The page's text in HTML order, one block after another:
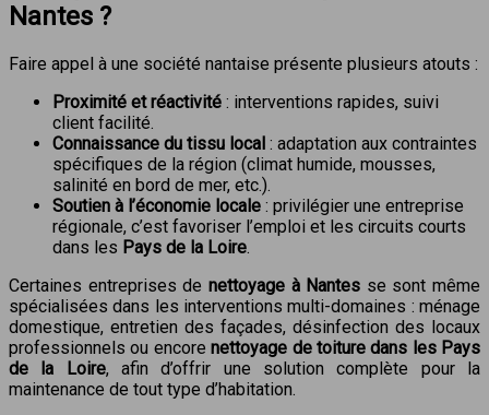
Nantes ?
Faire appel à une société nantaise présente plusieurs atouts :
Proximité et réactivité : interventions rapides, suivi
client facilité.
Connaissance du tissu local : adaptation aux contraintes
spécifiques de la région (climat humide, mousses,
salinité en bord de mer, etc.).
Soutien à l’économie locale : privilégier une entreprise
régionale, c’est favoriser l’emploi et les circuits courts
dans les Pays de la Loire.
Certaines entreprises de nettoyage à Nantes se sont même
spécialisées dans les interventions multi-domaines : ménage
domestique, entretien des façades, désinfection des locaux
professionnels ou encorenettoyage de toiture dans les Pays
de la Loire, afin d’offrir une solution complète pour la
maintenance de tout type d’habitation.